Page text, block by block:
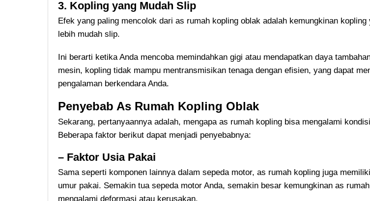
3. Kopling yang Mudah Slip
Efek yang paling mencolok dari as rumah kopling oblak adalah kemungkinan kopling
lebih mudah slip.
Ini berarti ketika Anda mencoba memindahkan gigi atau mendapatkan daya
mesin, kopling tidak mampu mentransmisikan tenaga dengan efisien, yang dapat
pengalaman berkendara Anda.
Penyebab As Rumah Kopling Oblak
Sekarang, pertanyaannya adalah, mengapa as rumah kopling bisa mengalami
Beberapa faktor berikut dapat menjadi penyebabnya:
– Faktor Usia Pakai
Sama seperti komponen lainnya dalam sepeda motor, as rumah kopling juga
umur pakai. Semakin tua sepeda motor Anda, semakin besar kemungkinan as
mengalami deformasi atau kerusakan.